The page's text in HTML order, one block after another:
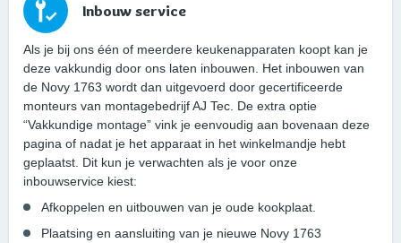
Inbouw service
Als je bij ons één of meerdere keukenapparaten koopt kan je
deze vakkundig door ons laten inbouwen. Het inbouwen van
de Novy 1763 wordt dan uitgevoerd door gecertificeerde
monteurs van montagebedrijf AJ Tec. De extra optie
“Vakkundige montage” vink je eenvoudig aan bovenaan deze
pagina of nadat je het apparaat in het winkelmandje hebt
geplaatst. Dit kun je verwachten als je voor onze
inbouwservice kiest:
Afkoppelen en uitbouwen van je oude kookplaat.
Plaatsing en aansluiting van je nieuwe Novy 1763